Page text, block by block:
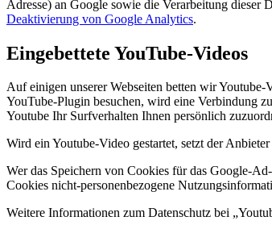
Adresse) an Google sowie die Verarbeitung dieser
Deaktivierung von Google Analytics.
Eingebettete YouTube-Videos
Auf einigen unserer Webseiten betten wir
YouTube-Plugin besuchen, wird eine Verbindung
Youtube Ihr Surfverhalten Ihnen persönlich
Wird ein Youtube-Video gestartet, setzt der
Wer das Speichern von Cookies für das Google-
Cookies nicht-personenbezogene
Weitere Informationen zum Datenschutz bei